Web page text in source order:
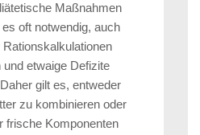
Maßnahmen
oft notwendig, auch
etwaige Defizite
gilt es, entweder
zu kombinieren oder
frische Komponenten